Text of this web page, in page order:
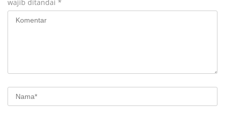
wajib ditandai *